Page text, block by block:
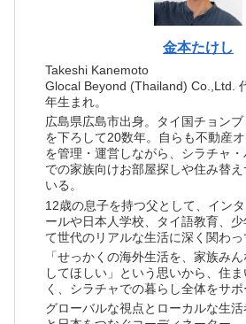
金本たけし
Takeshi Kanemoto
Glocal Beyond (Thailand) Co.,Ltd.
年生まれ。
広島県広島市出身。タイ国チョン
を下ろして20数年。自らも不動産
を管理・運営しながら、シラチャ
での家族向けお部屋探しや住み替
いる。
12歳の息子を持つ父として、イン
ールや日本人学校、タイ語教育、
て世代のリアルな生活に深く関わっ
「せっかくの海外生活を、家族み
してほしい」という思いから、住
く、シラチャでの暮らし全体をサポ
グローバルな視点とローカルな生